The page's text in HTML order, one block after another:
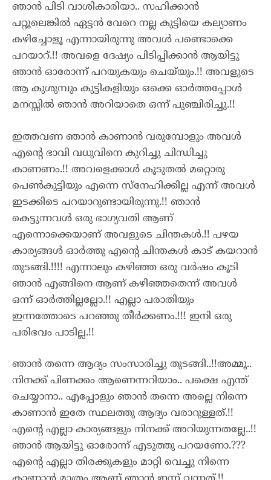
ഞാൻ പിടി വാശികാരിയാ.. സഹിക്കാൻ
പറ്റൂലെങ്കിൽ ഏട്ടൻ വേറെ നല്ല കുട്ടിയെ കല്യാണം
കഴിച്ചോളൂ എന്നായിരുന്നു അവൾ പണ്ടൊക്കെ
പറയാറ്.!! അവളെ ദേഷ്യം പിടിപ്പിക്കാൻ ആയിട്ടു
ഞാൻ ഓരോന്ന് പറയുകയും ചെയ്‌യും.!! അവളുടെ
ആ കുശുമ്പും കുട്ടികളിയും ഒക്കെ ഓർത്തപ്പോൾ
മനസ്സിൽ ഞാൻ അറിയാതെ ഒന്ന്‌ പുഞ്ചിരിച്ചു.!!
ഇത്തവണ ഞാൻ കാണാൻ വരുമ്പോളും അവൾ
എന്റെ ഭാവി വധുവിനെ കുറിച്ചു ചിന്ധിച്ചു
കാണണം.!! അവളെക്കാൾ കൂടുതൽ മറ്റൊരു
പെൺകുട്ടിയും എന്നെ സ്നേഹിക്കില്ല എന്ന് അവൾ
ഇടക്കിടെ പറയാറുണ്ടായിരുന്നു.!! ഞാൻ
കെട്ടുന്നവൾ ഒരു ഭാഗ്യവതി ആണ്
എന്നൊക്കെയാണ് അവളുടെ ചിന്തകൾ.!! പഴയ
കാര്യങ്ങൾ ഓർത്തു എന്റെ ചിന്തകൾ കാട് കയറാൻ
തുടങ്ങി.!!!! എന്നാലും കഴിഞ്ഞ ഒരു വർഷം കൂടി
ഞാൻ എങ്ങിനെ ആണ് കഴിഞ്ഞതെന്ന് അവൾ
ഒന്ന്‌ ഓർത്തില്ലല്ലോ.!! എല്ലാ പരാതിയും
ഇന്നത്തോടെ പറഞ്ഞു തീർക്കണം.!!! ഇനി ഒരു
പരിഭവം പാടില്ല.!!
ഞാൻ തന്നെ ആദ്യം സംസാരിച്ചു തുടങ്ങി..!!അമ്മൂ..
നിനക്ക് പിണക്കം ആണെന്നറിയാം.. പക്ഷെ എന്ത്
ചെയ്യാനാ.. എപ്പോളും ഞാൻ തന്നെ അല്ലെ നിന്നെ
കാണാൻ ഇതേ സ്ഥലത്തു ആദ്യം വരാറുള്ളത്.!!
എന്റെ എല്ലാ കാര്യങ്ങളും നിനക്ക് അറിയുന്നതല്ലേ..!!
ഞാൻ ആയിട്ടു ഓരോന്ന് എടുത്തു പറയണോ.???
എന്റെ എല്ലാ തിരക്കുകളും മാറ്റി വെച്ചു നിന്നെ